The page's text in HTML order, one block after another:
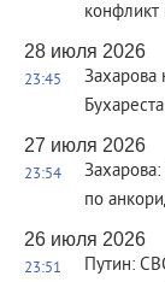
конфликт
28 июля 2026
23:45
Захарова
27 июля 2026
23:54
Захарова:
по
26 июля 2026
23:51
Путин: